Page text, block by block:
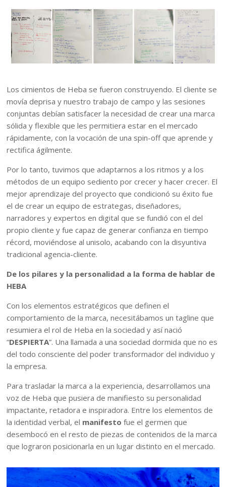
Los cimientos de Heba se fueron construyendo. El cliente se
movía deprisa y nuestro trabajo de campo y las sesiones
conjuntas debían satisfacer la necesidad de crear una marca
sólida y flexible que les permitiera estar en el mercado
rápidamente, con la vocación de una spin-off que aprende y
rectifica ágilmente.
Por lo tanto, tuvimos que adaptarnos a los ritmos y a los
métodos de un equipo sediento por crecer y hacer crecer. El
mejor aprendizaje del proyecto que condicionó su éxito fue
el de crear un equipo de estrategas, diseñadores,
narradores y expertos en digital que se fundió con el del
propio cliente y fue capaz de generar confianza en tiempo
récord, moviéndose al unisolo, acabando con la disyuntiva
tradicional agencia-cliente.
De los pilares y la personalidad a la forma de hablar de
HEBA
Con los elementos estratégicos que definen el
comportamiento de la marca, necesitábamos un tagline que
resumiera el rol de Heba en la sociedad y así nació
“DESPIERTA”. Una llamada a una sociedad dormida que no es
del todo consciente del poder transformador del individuo y
la empresa.
Para trasladar la marca a la experiencia, desarrollamos una
voz de Heba que pusiera de manifiesto su personalidad
impactante, retadora e inspiradora. Entre los elementos de
la identidad verbal, el manifesto fue el germen que
desembocó en el resto de piezas de contenidos de la marca
que lograron posicionarla en un lugar distinto en el mercado.